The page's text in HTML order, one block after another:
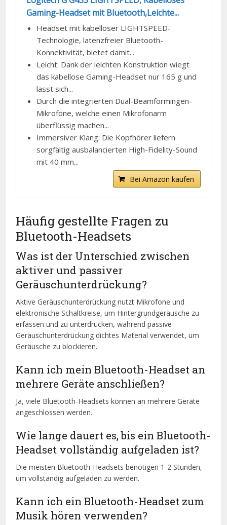
Gaming-Headset mit Bluetooth,Leichte...
Headset mit kabelloser LIGHTSPEED-
Technologie, latenzfreier Bluetooth-
Konnektivität, bietet damit...
Leicht: Dank der leichten Konstruktion wiegt
das kabellose Gaming-Headset nur 165 g und
lässt sich...
Durch die integrierten Dual-Beamformingen-
Mikrofone, welche einen Mikrofonarm
überflüssig machen...
Immersiver Klang: Die Kopfhörer liefern
sorgfältig ausbalancierten High-Fidelity-Sound
mit 40 mm...
Bei Amazon kaufen
Häufig gestellte Fragen zu
Bluetooth-Headsets
Was ist der Unterschied zwischen
aktiver und passiver
Geräuschunterdrückung?
Aktive Geräuschunterdrückung nutzt Mikrofone und
elektronische Schaltkreise, um Hintergrundgeräusche zu
erfassen und zu unterdrücken, während passive
Geräuschunterdrückung dichtes Material verwendet, um
Geräusche zu blockieren.
Kann ich mein Bluetooth-Headset an
mehrere Geräte anschließen?
Ja, viele Bluetooth-Headsets können an mehrere Geräte
angeschlossen werden.
Wie lange dauert es, bis ein Bluetooth-
Headset vollständig aufgeladen ist?
Die meisten Bluetooth-Headsets benötigen 1-2 Stunden,
um vollständig aufgeladen zu werden.
Kann ich ein Bluetooth-Headset zum
Musik hören verwenden?